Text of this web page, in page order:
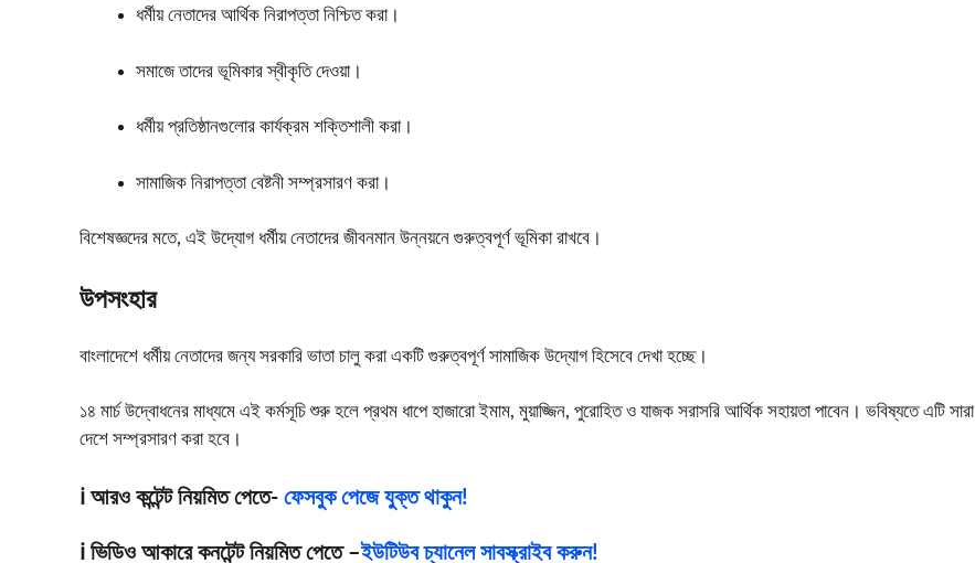
ধর্মীয় নেতাদের আর্থিক নিরাপত্তা নিশ্চিত করা।
সমাজে তাদের ভূমিকার স্বীকৃতি দেওয়া।
ধর্মীয় প্রতিষ্ঠানগুলোর কার্যক্রম শক্তিশালী করা।
সামাজিক নিরাপত্তা বেষ্টনী সম্প্রসারণ করা।
বিশেষজ্ঞদের মতে, এই উদ্যোগ ধর্মীয় নেতাদের জীবনমান উন্নয়নে গুরুত্বপূর্ণ ভূমিকা রাখবে।
উপসংহার
বাংলাদেশে ধর্মীয় নেতাদের জন্য সরকারি ভাতা চালু করা একটি গুরুত্বপূর্ণ সামাজিক উদ্যোগ হিসেবে দেখা হচ্ছে।
১৪ মার্চ উদ্বোধনের মাধ্যমে এই কর্মসূচি শুরু হলে প্রথম ধাপে হাজারো ইমাম, মুয়াজ্জিন, পুরোহিত ও যাজক সরাসরি আর্থিক সহায়তা পাবেন। ভবিষ্যতে এটি সারা
দেশে সম্প্রসারণ করা হবে।
ℹ️ আরও কন্টেন্ট নিয়মিত পেতে- ফেসবুক পেজে যুক্ত থাকুন!
ℹ️ ভিডিও আকারে কনটেন্ট নিয়মিত পেতে –ইউটিউব চ্যানেল সাবস্ক্রাইব করুন!